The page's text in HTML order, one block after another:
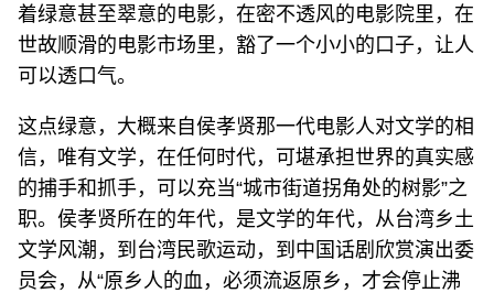
着绿意甚至翠意的电影，在密不透风的电影院里，在
世故顺滑的电影市场里，豁了一个小小的口子，让人
可以透口气。
这点绿意，大概来自侯孝贤那一代电影人对文学的相
信，唯有文学，在任何时代，可堪承担世界的真实感
的捕手和抓手，可以充当“城市街道拐角处的树影”之
职。侯孝贤所在的年代，是文学的年代，从台湾乡土
文学风潮，到台湾民歌运动，到中国话剧欣赏演出委
员会，从“原乡人的血，必须流返原乡，才会停止沸